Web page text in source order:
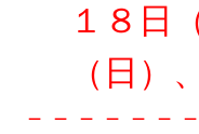
１８日
（日）、
－－－－－－